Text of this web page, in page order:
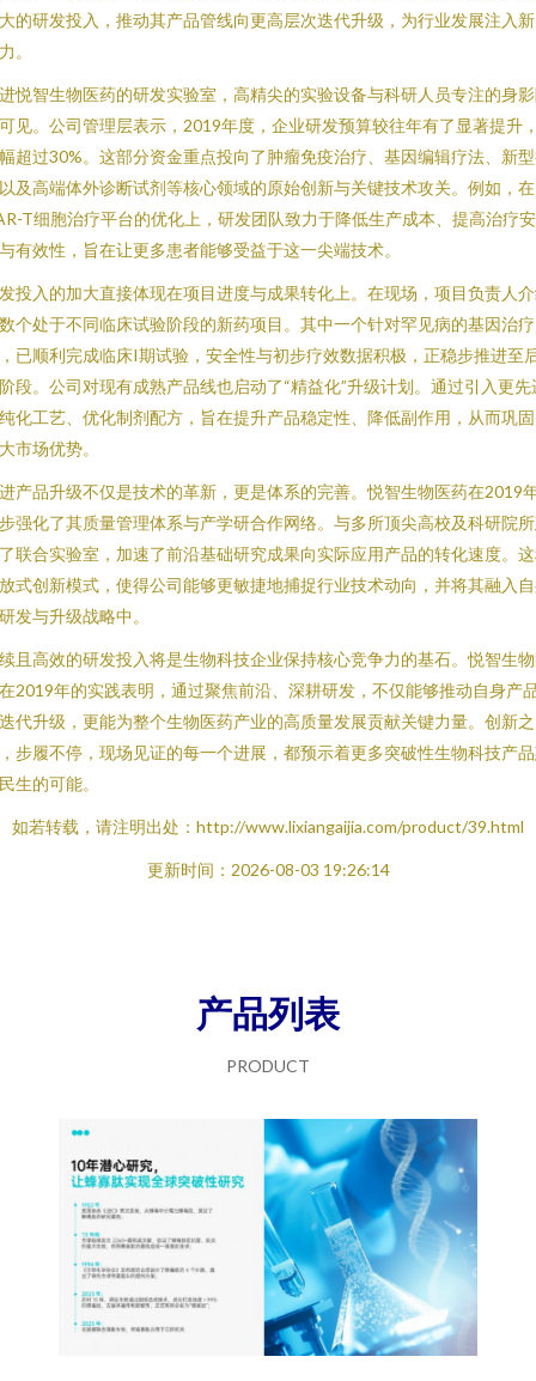
的研发投入，推动其产品管线向更高层次迭代升级，为行业发展注入
。
悦智生物医药的研发实验室，高精尖的实验设备与科研人员专注的身
见。公司管理层表示，2019年度，企业研发预算较往年有了显著提升
超过30%。这部分资金重点投向了肿瘤免疫治疗、基因编辑疗法、新
及高端体外诊断试剂等核心领域的原始创新与关键技术攻关。例如，在
T细胞治疗平台的优化上，研发团队致力于降低生产成本、提高治疗
有效性，旨在让更多患者能够受益于这一尖端技术。
投入的加大直接体现在项目进度与成果转化上。在现场，项目负责人
个处于不同临床试验阶段的新药项目。其中一个针对罕见病的基因治
已顺利完成临床I期试验，安全性与初步疗效数据积极，正稳步推进至
段。公司对现有成熟产品线也启动了“精益化”升级计划。通过引入更先
化工艺、优化制剂配方，旨在提升产品稳定性、降低副作用，从而巩
市场优势。
产品升级不仅是技术的革新，更是体系的完善。悦智生物医药在2019
强化了其质量管理体系与产学研合作网络。与多所顶尖高校及科研院
联合实验室，加速了前沿基础研究成果向实际应用产品的转化速度。
式创新模式，使得公司能够更敏捷地捕捉行业技术动向，并将其融入
发与升级战略中。
且高效的研发投入将是生物科技企业保持核心竞争力的基石。悦智生
2019年的实践表明，通过聚焦前沿、深耕研发，不仅能够推动自身产
代升级，更能为整个生物医药产业的高质量发展贡献关键力量。创新之
步履不停，现场见证的每一个进展，都预示着更多突破性生物科技产
生的可能。
如若转载，请注明出处：http://www.lixiangaijia.com/product/39.html
更新时间：2026-08-03 19:26:14
产品列表
PRODUCT